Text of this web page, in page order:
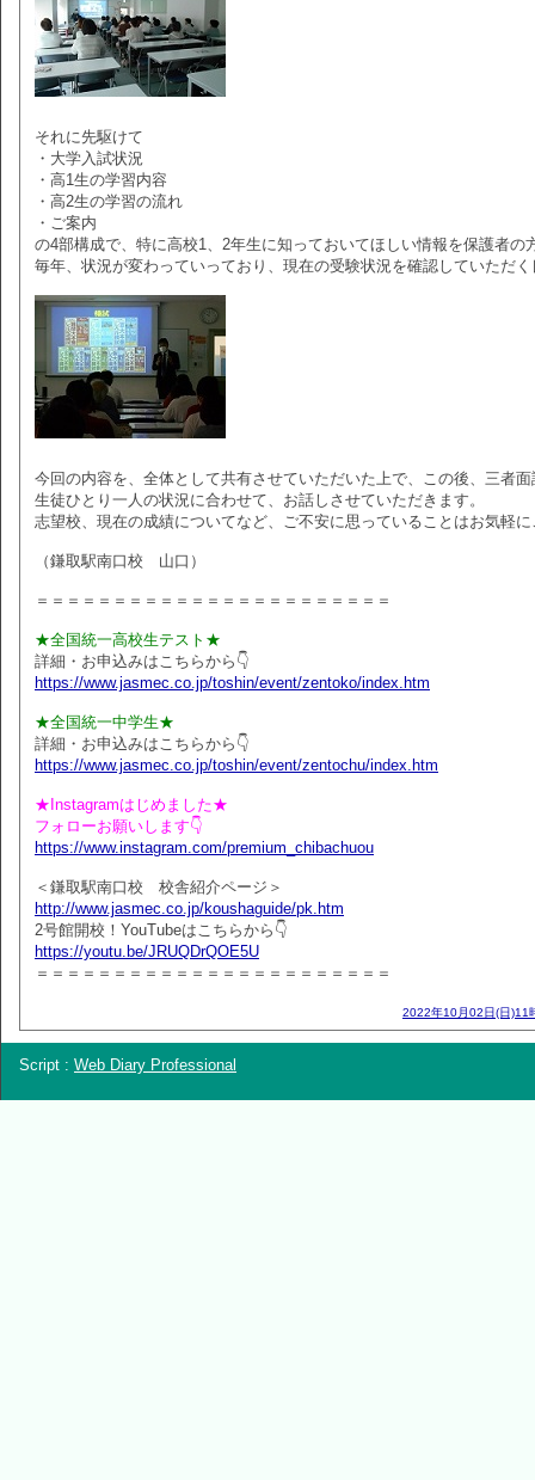
それに先駆けて
・大学入試状況
・高1生の学習内容
・高2生の学習の流れ
・ご案内
の4部構成で、特に高校1、2年生に知っておいてほしい情報を保護者の
毎年、状況が変わっていっており、現在の受験状況を確認していただ
今回の内容を、全体として共有させていただいた上で、この後、三者
生徒ひとり一人の状況に合わせて、お話しさせていただきます。
志望校、現在の成績についてなど、ご不安に思っていることはお気軽
（鎌取駅南口校 山口）
＝＝＝＝＝＝＝＝＝＝＝＝＝＝＝＝＝＝＝＝＝＝＝
★全国統一高校生テスト★
詳細・お申込みはこちらから👇
https://www.jasmec.co.jp/toshin/event/zentoko/index.htm
★全国統一中学生★
詳細・お申込みはこちらから👇
https://www.jasmec.co.jp/toshin/event/zentochu/index.htm
★Instagramはじめました★
フォローお願いします👇
https://www.instagram.com/premium_chibachuou
＜鎌取駅南口校 校舎紹介ページ＞
http://www.jasmec.co.jp/koushaguide/pk.htm
2号館開校！YouTubeはこちらから👇
https://youtu.be/JRUQDrQOE5U
＝＝＝＝＝＝＝＝＝＝＝＝＝＝＝＝＝＝＝＝＝＝＝
2022年10月02日(日)11
Script : Web Diary Professional